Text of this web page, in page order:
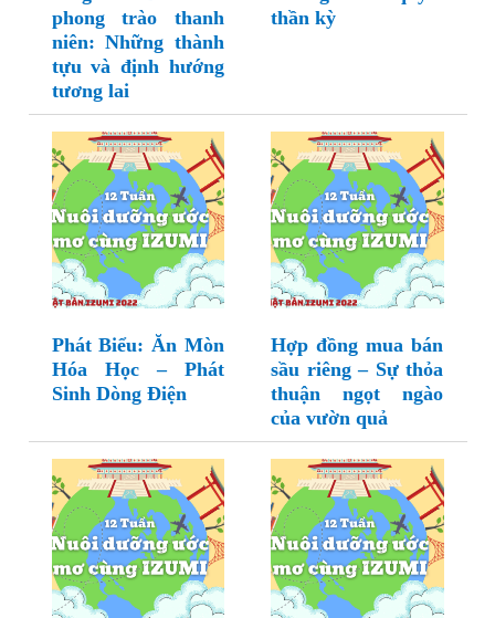
phong trào thanh
niên: Những thành
tựu và định hướng
tương lai
thần kỳ
Phát Biểu: Ăn Mòn
Hóa Học – Phát
Sinh Dòng Điện
Hợp đồng mua bán
sầu riêng – Sự thỏa
thuận ngọt ngào
của vườn quả